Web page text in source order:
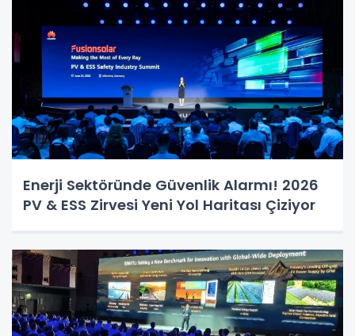
Enerji Sektöründe Güvenlik Alarmı! 2026
PV & ESS Zirvesi Yeni Yol Haritası Çiziyor